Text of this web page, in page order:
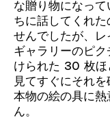
な贈り物になって
ちに話してくれた
せんでしたが、レ
ギャラリーのピ
けられた 30 枚ほ
見てすぐにそれ
本物の絵の具に
ん。